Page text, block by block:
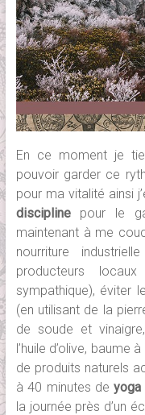
En ce moment je
pouvoir garder ce
pour ma vitalité ainsi
disciplinepour le
maintenant à me
nourriture
producteurs
sympathique), éviter
(en utilisant de la
de soude et
l’huile d’olive, baume
de produits naturels
à 40 minutes de yoga
la journée près d’un